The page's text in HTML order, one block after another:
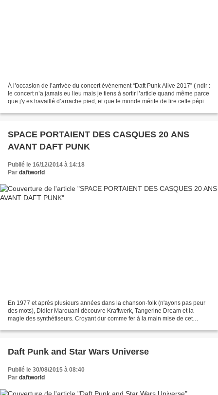
À l’occasion de l’arrivée du concert événement “Daft Punk Alive 2017” ( ndlr :
le concert n’a jamais eu lieu mais je tiens à sortir l’article quand même parce
que j'y es travaillé d’arrache pied, et que le monde mérite de lire cette pépite
SPACE PORTAIENT DES CASQUES 20 ANS
AVANT DAFT PUNK
Publié le 16/12/2014 à 14:18
Par daftworld
En 1977 et après plusieurs années dans la chanson-folk (n'ayons pas peur
des mots), Didier Marouani découvre Kraftwerk, Tangerine Dream et la
magie des synthétiseurs. Croyant dur comme fer à la main mise de cet
Daft Punk and Star Wars Universe
Publié le 30/08/2015 à 08:40
Par daftworld